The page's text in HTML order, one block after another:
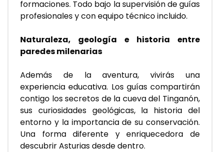
formaciones. Todo bajo la supervisión de guías
profesionales y con equipo técnico incluido.
Naturaleza, geología e historia entre
paredes milenarias
Además de la aventura, vivirás una
experiencia educativa. Los guías compartirán
contigo los secretos de la cueva del Tinganón,
sus curiosidades geológicas, la historia del
entorno y la importancia de su conservación.
Una forma diferente y enriquecedora de
descubrir Asturias desde dentro.